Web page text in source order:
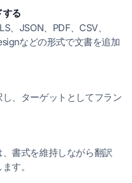
する
、JSON、PDF、CSV、
などの形式で文書を追加
、ターゲットとしてフラン
書式を維持しながら翻訳
す。